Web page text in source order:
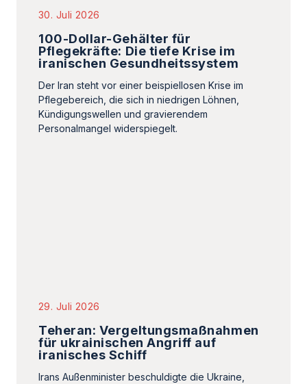
30. Juli 2026
100-Dollar-Gehälter für
Pflegekräfte: Die tiefe Krise im
iranischen Gesundheitssystem
Der Iran steht vor einer beispiellosen Krise im
Pflegebereich, die sich in niedrigen Löhnen,
Kündigungswellen und gravierendem
Personalmangel widerspiegelt.
29. Juli 2026
Teheran: Vergeltungsmaßnahmen
für ukrainischen Angriff auf
iranisches Schiff
Irans Außenminister beschuldigte die Ukraine,